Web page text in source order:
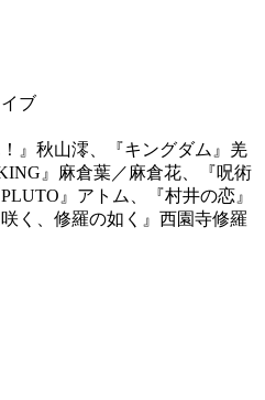
ブ
』秋山澪、『キングダム』羌
』麻倉葉／麻倉花、『呪術
』アトム、『村井の恋』
く、修羅の如く』西園寺修羅